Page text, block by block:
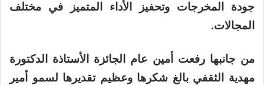
جودة المخرجات وتحفيز الأداء المتميز في مختلف
المجالات.
من جانبها رفعت أمين عام الجائزة الأستاذة الدكتورة
مهدية الثقفي بالغ شكرها وعظيم تقديرها لسمو أمير